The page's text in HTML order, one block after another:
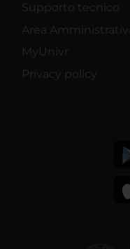
Supporto tecnico
Area
MyUnivr
Privacy policy